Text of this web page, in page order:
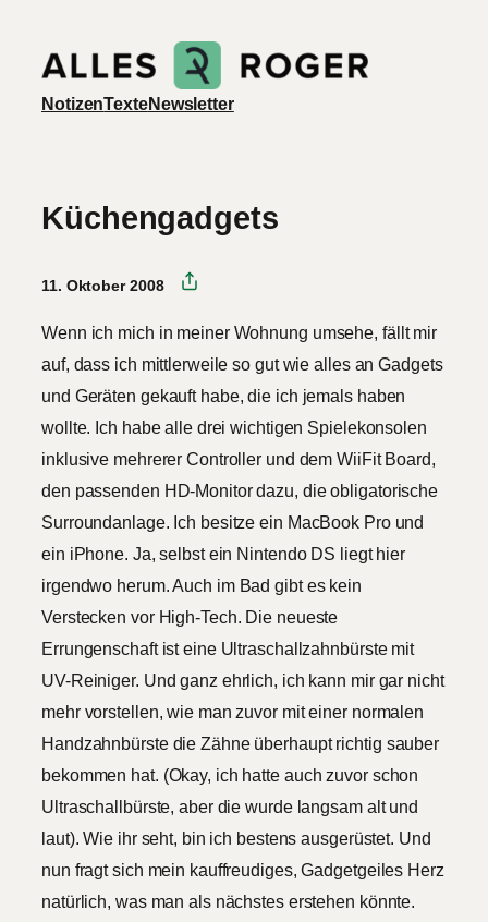
Inhalt
springen
NotizenTexteNewsletter
Küchengadgets
11. Oktober 2008
Wenn ich mich in meiner Wohnung umsehe, fällt mir
auf, dass ich mittlerweile so gut wie alles an Gadgets
und Geräten gekauft habe, die ich jemals haben
wollte. Ich habe alle drei wichtigen Spielekonsolen
inklusive mehrerer Controller und dem WiiFit Board,
den passenden HD-Monitor dazu, die obligatorische
Surroundanlage. Ich besitze ein MacBook Pro und
ein iPhone. Ja, selbst ein Nintendo DS liegt hier
irgendwo herum. Auch im Bad gibt es kein
Verstecken vor High-Tech. Die neueste
Errungenschaft ist eine Ultraschallzahnbürste mit
UV-Reiniger. Und ganz ehrlich, ich kann mir gar nicht
mehr vorstellen, wie man zuvor mit einer normalen
Handzahnbürste die Zähne überhaupt richtig sauber
bekommen hat. (Okay, ich hatte auch zuvor schon
Ultraschallbürste, aber die wurde langsam alt und
laut). Wie ihr seht, bin ich bestens ausgerüstet. Und
nun fragt sich mein kauffreudiges, Gadgetgeiles Herz
natürlich, was man als nächstes erstehen könnte.